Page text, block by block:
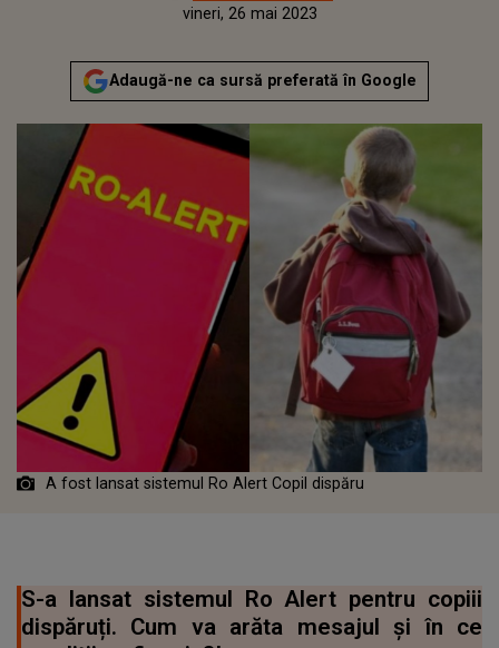
Actualizat:
vineri, 26 mai 2023
Adaugă-ne ca sursă preferată în Google
A fost lansat sistemul Ro Alert Copil dispăru
S-a lansat sistemul Ro Alert pentru copiii
dispăruți. Cum va arăta mesajul şi în ce